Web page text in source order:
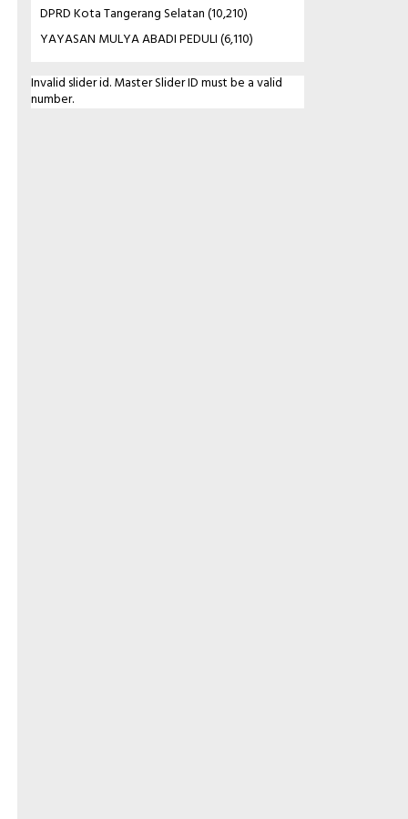
DPRD Kota Tangerang Selatan(10,210)
YAYASAN MULYA ABADI PEDULI(6,110)
Invalid slider id. Master Slider ID must be a valid
number.